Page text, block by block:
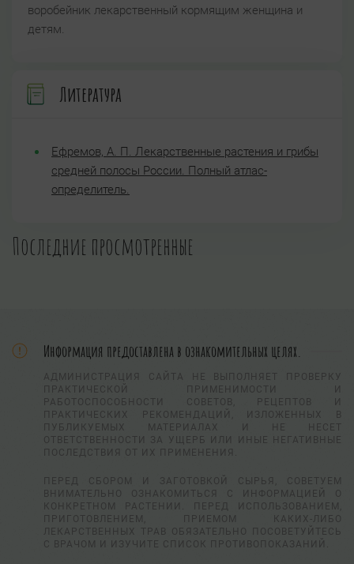
воробейник лекарственный кормящим женщина и
детям.
Литература
Ефремов, А. П. Лекарственные растения и грибы
средней полосы России. Полный атлас-
определитель.
Последние просмотренные
Информация предоставлена в ознакомительных целях.
АДМИНИСТРАЦИЯ САЙТА НЕ ВЫПОЛНЯЕТ ПРОВЕРКУ
ПРАКТИЧЕСКОЙ ПРИМЕНИМОСТИ И
РАБОТОСПОСОБНОСТИ СОВЕТОВ, РЕЦЕПТОВ И
ПРАКТИЧЕСКИХ РЕКОМЕНДАЦИЙ, ИЗЛОЖЕННЫХ В
ПУБЛИКУЕМЫХ МАТЕРИАЛАХ И НЕ НЕСЕТ
ОТВЕТСТВЕННОСТИ ЗА УЩЕРБ ИЛИ ИНЫЕ НЕГАТИВНЫЕ
ПОСЛЕДСТВИЯ ОТ ИХ ПРИМЕНЕНИЯ.
ПЕРЕД СБОРОМ И ЗАГОТОВКОЙ СЫРЬЯ, СОВЕТУЕМ
ВНИМАТЕЛЬНО ОЗНАКОМИТЬСЯ С ИНФОРМАЦИЕЙ О
КОНКРЕТНОМ РАСТЕНИИ. ПЕРЕД ИСПОЛЬЗОВАНИЕМ,
ПРИГОТОВЛЕНИЕМ, ПРИЕМОМ КАКИХ-ЛИБО
ЛЕКАРСТВЕННЫХ ТРАВ ОБЯЗАТЕЛЬНО ПОСОВЕТУЙТЕСЬ
С ВРАЧОМ И ИЗУЧИТЕ СПИСОК ПРОТИВОПОКАЗАНИЙ.